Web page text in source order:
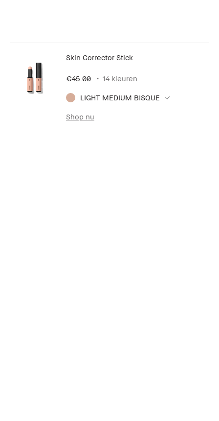
Skin Corrector Stick
€45.00 14 kleuren
LIGHT MEDIUM BISQUE
Shop nu